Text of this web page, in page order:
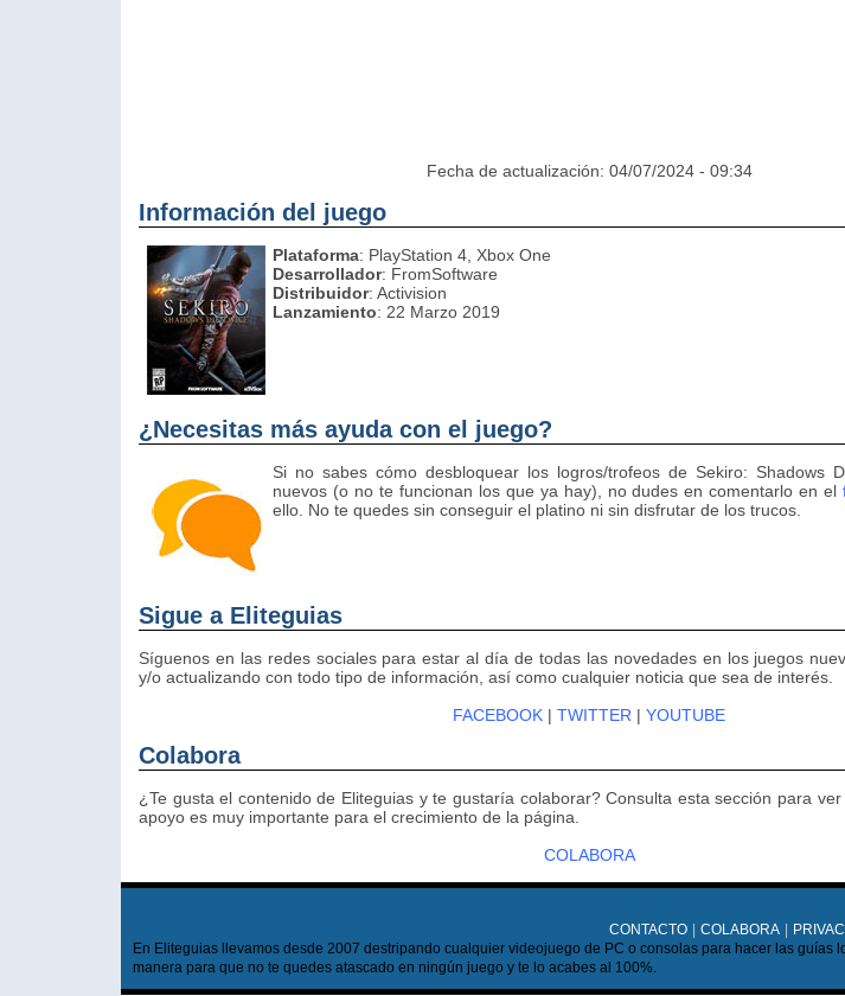
Fecha de actualización: 04/07/2024 - 09:34
Información del juego
Plataforma: PlayStation 4, Xbox One
Desarrollador: FromSoftware
Distribuidor: Activision
Lanzamiento: 22 Marzo 2019
¿Necesitas más ayuda con el juego?
Si no sabes cómo desbloquear los logros/trofeos de Sekiro: Shadows
nuevos (o no te funcionan los que ya hay), no dudes en comentarlo en el
ello. No te quedes sin conseguir el platino ni sin disfrutar de los trucos.
Sigue a Eliteguias
Síguenos en las redes sociales para estar al día de todas las novedades en los juegos
y/o actualizando con todo tipo de información, así como cualquier noticia que sea de interés.
FACEBOOK | TWITTER | YOUTUBE
Colabora
¿Te gusta el contenido de Eliteguias y te gustaría colaborar? Consulta esta sección para
apoyo es muy importante para el crecimiento de la página.
COLABORA
CONTACTO COLABORA
En Eliteguias llevamos desde 2007 destripando cualquier videojuego de PC o consolas para hacer las
manera para que no te quedes atascado en ningún juego y te lo acabes al 100%.